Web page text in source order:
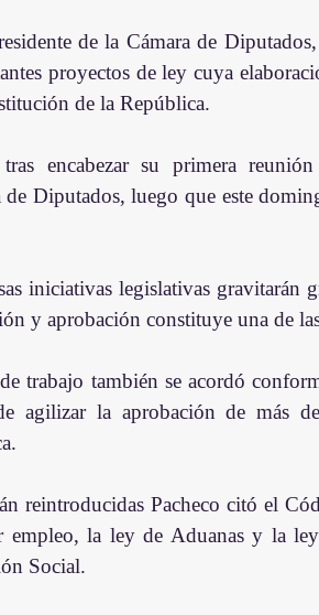
de la Cámara de
proyectos de ley cuya
de la República.
encabezar su primera
Diputados, luego que este
iniciativas legislativas gravitarán
y aprobación constituye una de
trabajo también se acordó
agilizar la aprobación de más
reintroducidas Pacheco citó el
empleo, la ley de Aduanas y la
Social.